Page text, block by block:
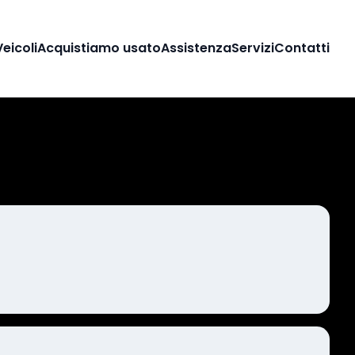
Acquistiamo usatoAssistenzaServiziContatti